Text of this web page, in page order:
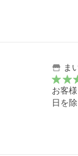
ま
お客
日を除